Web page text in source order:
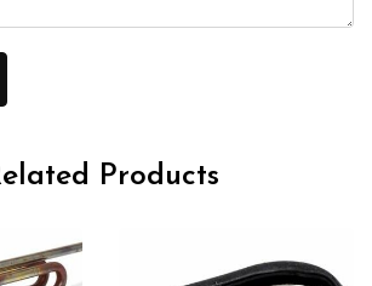
Products